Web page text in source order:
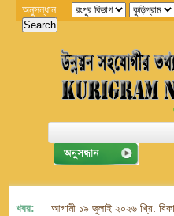
অনুসন্ধান
খবর: আগামী ১৯ জুলাই ২০২৬ খ্রি.